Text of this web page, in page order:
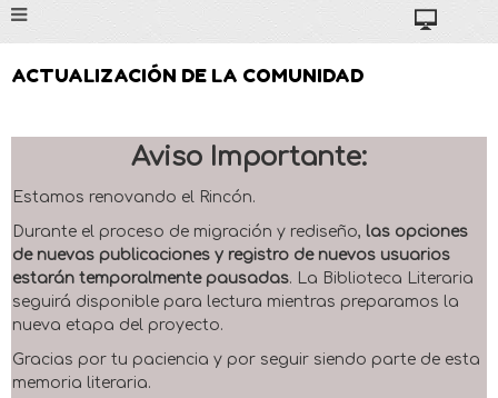
ACTUALIZACIÓN DE LA COMUNIDAD
Aviso Importante:
Estamos renovando el Rincón.
Durante el proceso de migración y rediseño, las opciones
de nuevas publicaciones y registro de nuevos usuarios
estarán temporalmente pausadas. La Biblioteca Literaria
seguirá disponible para lectura mientras preparamos la
nueva etapa del proyecto.
Gracias por tu paciencia y por seguir siendo parte de esta
memoria literaria.